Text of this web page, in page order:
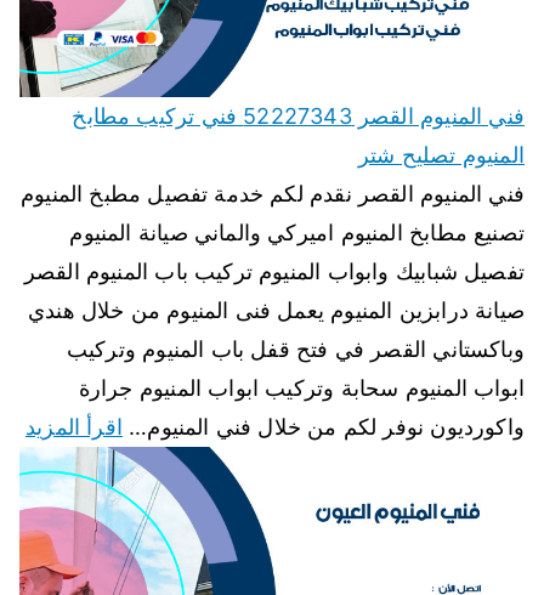
فني المنيوم القصر 52227343 فني تركيب مطابخ
المنيوم تصليح شتر
فني المنيوم القصر نقدم لكم خدمة تفصيل مطبخ المنيوم
تصنيع مطابخ المنيوم اميركي والماني صيانة المنيوم
تفصيل شبابيك وابواب المنيوم تركيب باب المنيوم القصر
صيانة درابزين المنيوم يعمل فنى المنيوم من خلال هندي
وباكستاني القصر في فتح قفل باب المنيوم وتركيب
ابواب المنيوم سحابة وتركيب ابواب المنيوم جرارة
واكورديون نوفر لكم من خلال فني المنيوم… اقرأ المزيد